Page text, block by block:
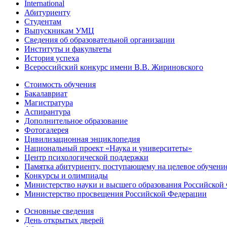
International
Абитуриенту
Студентам
Выпускникам УМЦ
Сведения об образовательной организации
Институты и факультеты
История успеха
Всероссийский конкурс имени В.В. Жириновского
Стоимость обучения
Бакалавриат
Магистратура
Аспирантура
Дополнительное образование
Фотогалерея
Цивилизационная энциклопедия
Национальный проект «Наука и университеты»
Центр психологической поддержки
Памятка абитуриенту, поступающему на целевое
Конкурсы и олимпиады
Министерство науки и высшего образования
Министерство просвещения Российской Федерации
Основные сведения
День открытых дверей